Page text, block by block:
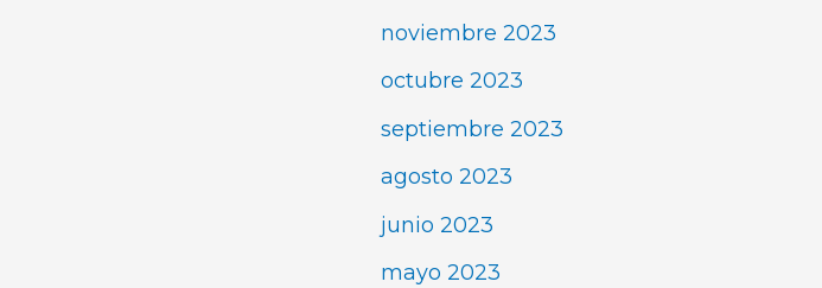
noviembre 2023
octubre 2023
septiembre 2023
agosto 2023
junio 2023
mayo 2023